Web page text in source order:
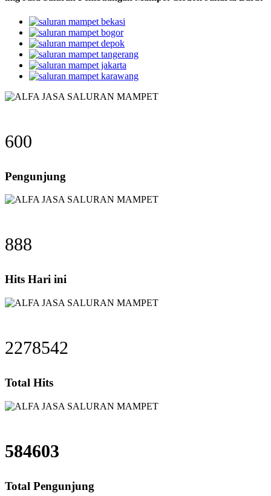
600
Pengunjung
888
Hits Hari ini
2278542
Total Hits
584603
Total Pengunjung